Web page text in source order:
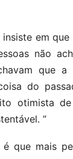
insiste em
não
que a
do
otimista
”
que mais